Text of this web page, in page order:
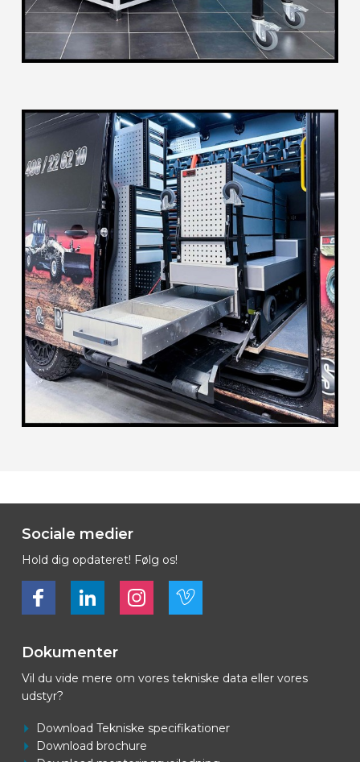
Sociale medier
Hold dig opdateret! Følg os!
Bekijk ons op FacebookBekijk ons op LinkedInBekijk ons op LinkedInBekijk ons op Vimeo
Dokumenter
Vil du vide mere om vores tekniske data eller vores
udstyr?
Download Tekniske specifikationer
Download brochure